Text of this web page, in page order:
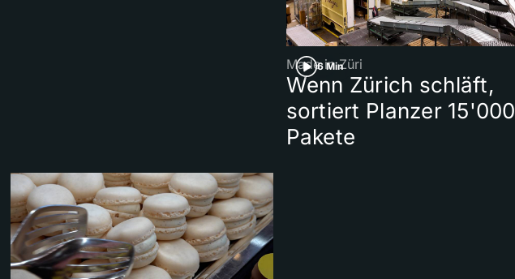
6 Min
Made in Züri
Wenn Zürich schläft,
sortiert Planzer 15'000
Pakete